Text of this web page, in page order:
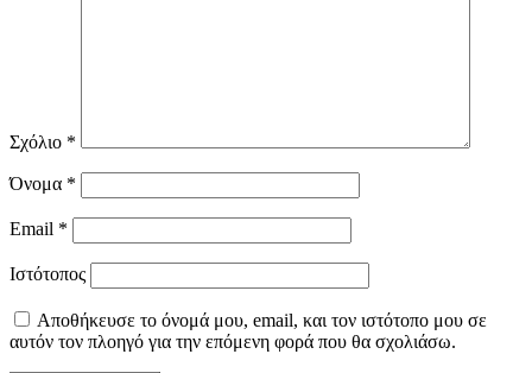
Σχόλιο *
Όνομα *
Email *
Ιστότοπος
Αποθήκευσε το όνομά μου, email, και τον ιστότοπο μου σε
αυτόν τον πλοηγό για την επόμενη φορά που θα σχολιάσω.